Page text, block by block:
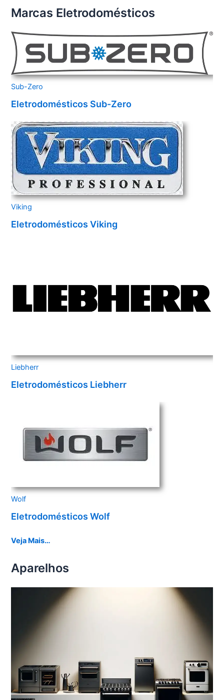
Marcas Eletrodomésticos
Sub-Zero
Eletrodomésticos Sub-Zero
Viking
Eletrodomésticos Viking
Liebherr
Eletrodomésticos Liebherr
Wolf
Eletrodomésticos Wolf
Veja Mais…
Aparelhos